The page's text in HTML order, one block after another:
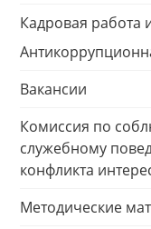
Кадровая работа
Вакансии
Комиссия по
служебному
конфликта
Методические